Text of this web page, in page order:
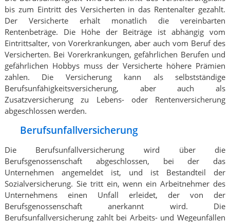
bis zum Eintritt des Versicherten in das Rentenalter gezahlt.
Der Versicherte erhält monatlich die vereinbarten
Rentenbeträge. Die Höhe der Beiträge ist abhängig vom
Eintrittsalter, von Vorerkrankungen, aber auch vom Beruf des
Versicherten. Bei Vorerkrankungen, gefährlichen Berufen und
gefährlichen Hobbys muss der Versicherte höhere Prämien
zahlen. Die Versicherung kann als selbstständige
Berufsunfähigkeitsversicherung, aber auch als
Zusatzversicherung zu Lebens- oder Rentenversicherung
abgeschlossen werden.
Berufsunfallversicherung
Die Berufsunfallversicherung wird über die
Berufsgenossenschaft abgeschlossen, bei der das
Unternehmen angemeldet ist, und ist Bestandteil der
Sozialversicherung. Sie tritt ein, wenn ein Arbeitnehmer des
Unternehmens einen Unfall erleidet, der von der
Berufsgenossenschaft anerkannt wird. Die
Berufsunfallversicherung zahlt bei Arbeits- und Wegeunfällen